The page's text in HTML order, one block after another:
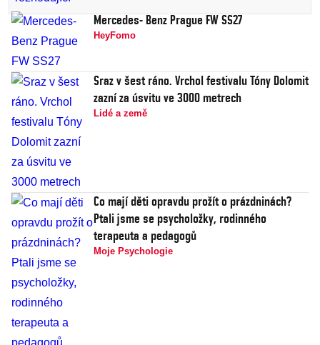
Mercedes- Benz Prague FW SS27
HeyFomo
Sraz v šest ráno. Vrchol festivalu Tóny Dolomit
zazní za úsvitu ve 3000 metrech
Lidé a země
Co mají děti opravdu prožít o prázdninách?
Ptali jsme se psycholožky, rodinného
terapeuta a pedagogů
Moje Psychologie